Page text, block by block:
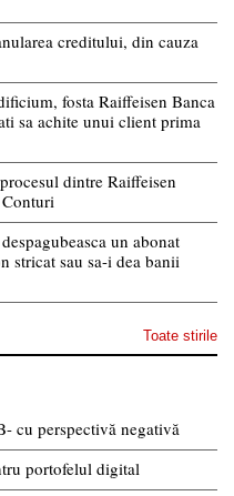
creditului, din cauza
fosta Raiffeisen Banca
sa achite unui client prima
dintre Raiffeisen
un abonat
stricat sau sa-i dea banii
Toate stirile
cu perspectivă negativă
portofelul digital